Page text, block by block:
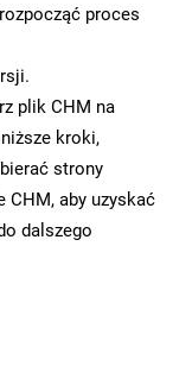
proces
plik CHM na
kroki,
strony
CHM, aby uzyskać
dalszego